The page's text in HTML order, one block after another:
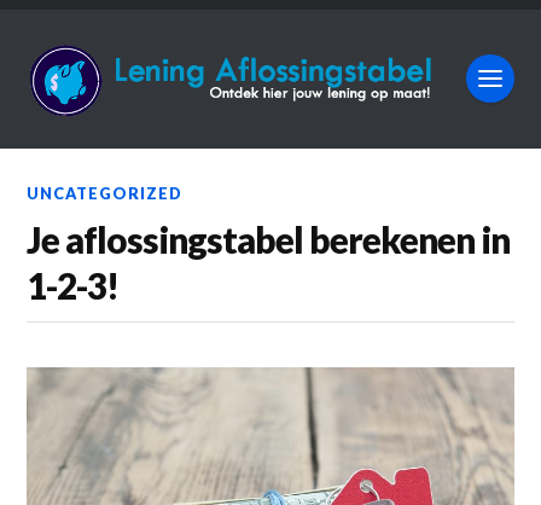
UNCATEGORIZED
Je aflossingstabel berekenen in
1-2-3!